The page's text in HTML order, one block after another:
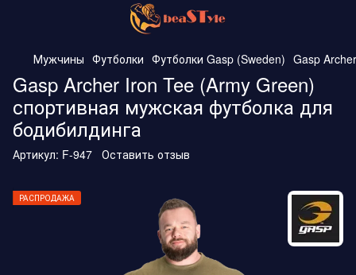
Мужчины Футболки Футболки Gasp (Sweden) Gasp
Gasp Archer Iron Tee (Army Green)
спортивная мужская футболка для
бодибилдинга
Артикул: F-947 Оставить отзыв
РАСПРОДАЖА